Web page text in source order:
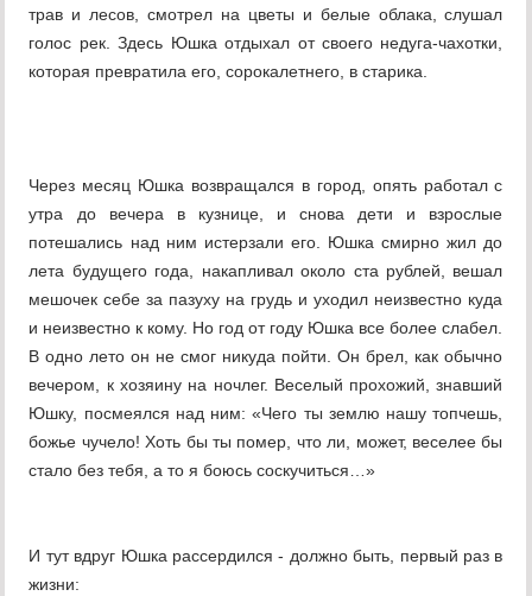
трав и лесов, смотрел на цветы и белые облака, слушал
голос рек. Здесь Юшка отдыхал от своего недуга-чахотки,
которая превратила его, сорокалетнего, в старика.
Через месяц Юшка возвращался в город, опять работал с
утра до вечера в кузнице, и снова дети и взрослые
потешались над ним истерзали его. Юшка смирно жил до
лета будущего года, накапливал около ста рублей, вешал
мешочек себе за пазуху на грудь и уходил неизвестно куда
и неизвестно к кому. Но год от году Юшка все более слабел.
В одно лето он не смог никуда пойти. Он брел, как обычно
вечером, к хозяину на ночлег. Веселый прохожий, знавший
Юшку, посмеялся над ним: «Чего ты землю нашу топчешь,
божье чучело! Хоть бы ты помер, что ли, может, веселее бы
стало без тебя, а то я боюсь соскучиться…»
И тут вдруг Юшка рассердился - должно быть, первый раз в
жизни: